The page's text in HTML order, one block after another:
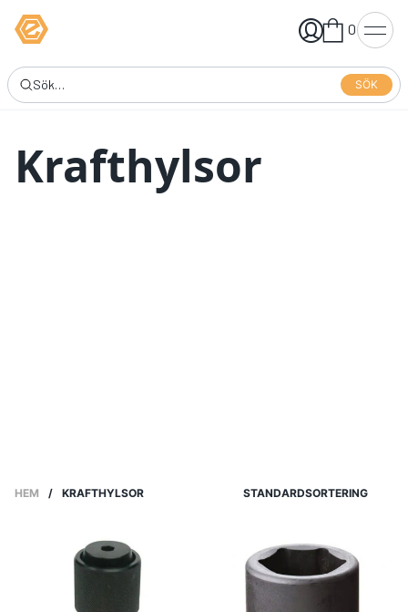
0
SÖK
Krafthylsor
HEM / KRAFTHYLSOR STANDARDSORTERING